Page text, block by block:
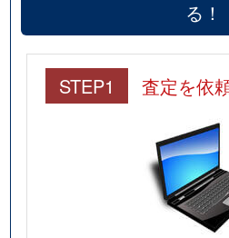
る！
STEP1 査定を依